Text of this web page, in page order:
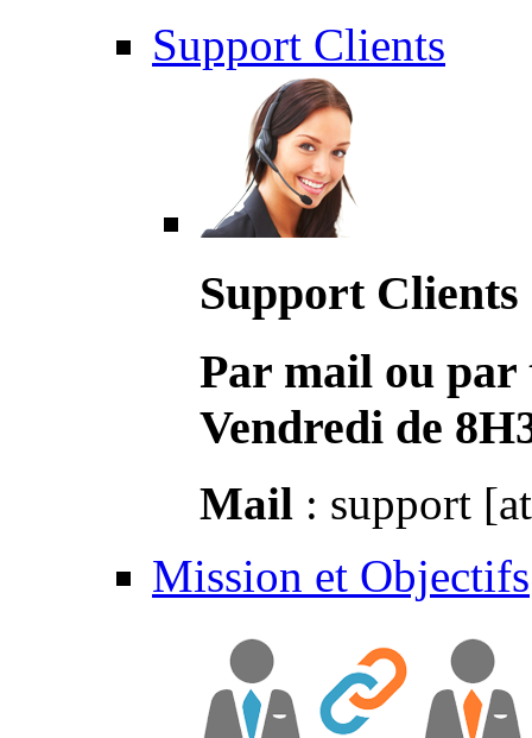
Support Clients
Support Clients
Par mail ou par
Vendredi de
Mail : support
Mission et Objectifs